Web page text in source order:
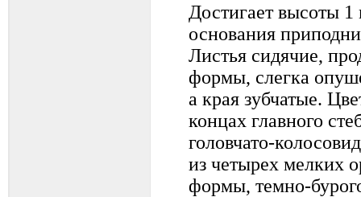
Достигает высоты
основания
Листья сидячие,
формы, слегка
а края зубчатые.
концах главного
головчато-
из четырех мелких
формы, темно-